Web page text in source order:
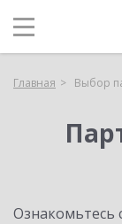
Главная Выбор